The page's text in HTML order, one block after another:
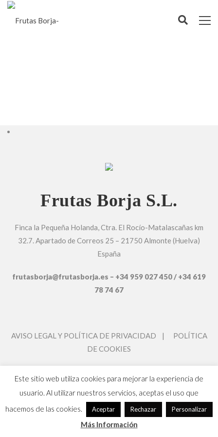
Frutas Borja S.L.
Finca la Pequeña Holanda, Ctra. El Rocío-Matalascañas km
32.7. Apartado de Correos 25 – 21750 Almonte (Huelva)
España
frutasborja@frutasborja.es – +34 959 027 450 / +34 619
78 74 67
AVISO LEGAL Y POLÍTICA DE PRIVACIDAD |
POLÍTICA
DE COOKIES
Este sitio web utiliza cookies para mejorar la experiencia de
usuario. Al utilizar nuestros servicios, aceptas el uso que
hacemos de las cookies.
Aceptar Rechazar Personalizar
Más Información